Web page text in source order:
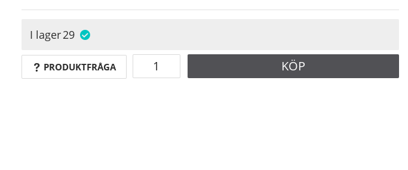
I lager29
PRODUKTFRÅGA KÖP